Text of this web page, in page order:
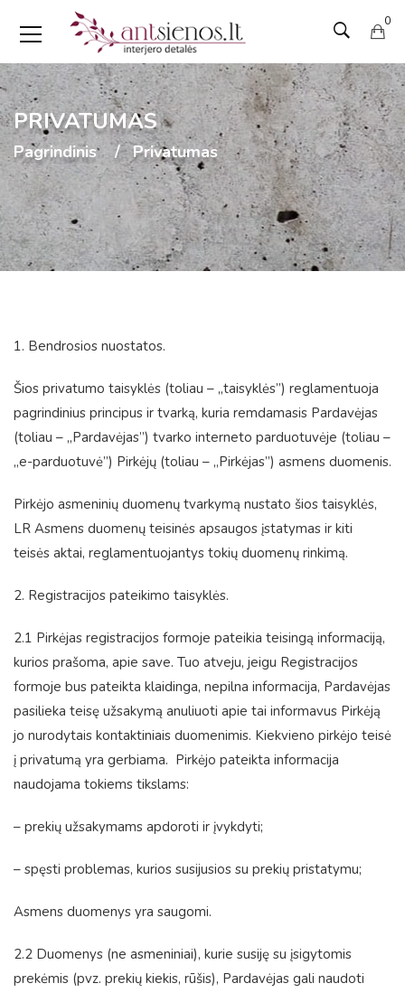
0
PRIVATUMAS
Pagrindinis Privatumas
1. Bendrosios nuostatos.
Šios privatumo taisyklės (toliau – „taisyklės”) reglamentuoja
pagrindinius principus ir tvarką, kuria remdamasis Pardavėjas
(toliau – „Pardavėjas”) tvarko interneto parduotuvėje (toliau –
„e-parduotuvė”) Pirkėjų (toliau – „Pirkėjas”) asmens duomenis.
Pirkėjo asmeninių duomenų tvarkymą nustato šios taisyklės,
LR Asmens duomenų teisinės apsaugos įstatymas ir kiti
teisės aktai, reglamentuojantys tokių duomenų rinkimą.
2. Registracijos pateikimo taisyklės.
2.1 Pirkėjas registracijos formoje pateikia teisingą informaciją,
kurios prašoma, apie save. Tuo atveju, jeigu Registracijos
formoje bus pateikta klaidinga, nepilna informacija, Pardavėjas
pasilieka teisę užsakymą anuliuoti apie tai informavus Pirkėją
jo nurodytais kontaktiniais duomenimis. Kiekvieno pirkėjo teisė
į privatumą yra gerbiama. Pirkėjo pateikta informacija
naudojama tokiems tikslams:
– prekių užsakymams apdoroti ir įvykdyti;
– spęsti problemas, kurios susijusios su prekių pristatymu;
Asmens duomenys yra saugomi.
2.2 Duomenys (ne asmeniniai), kurie susiję su įsigytomis
prekėmis (pvz. prekių kiekis, rūšis), Pardavėjas gali naudoti